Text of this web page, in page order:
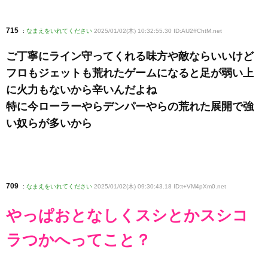
715 : なまえをいれてください 2025/01/02(木) 10:32:55.30 ID:AU2ffChtM .net
ご丁寧にライン守ってくれる味方や敵ならいいけど
フロもジェットも荒れたゲームになると足が弱い上
に火力もないから辛いんだよね
特に今ローラーやらデンパーやらの荒れた展開で強
い奴らが多いから
709 : なまえをいれてください 2025/01/02(木) 09:30:43.18 ID:t+VM4pXm0 .net
やっぱおとなしくスシとかスシコ
ラつかへってこと？